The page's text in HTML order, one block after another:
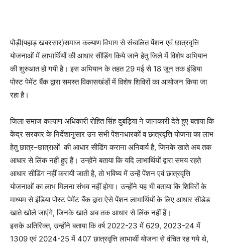
पौड़ी(पहाड़ खबरसार)समाज कल्याण विभाग से संचालित पेंशन एवं छात्रवृत्ति
योजनाओं में लाभार्थियों की आधार सीडिंग किये जाने हेतु जिले में विशेष अभियान
की शुरुआत हो गयी है। इस अभियान के तहत 29 मई से 18 जून तक इंडिया
पोस्ट पेमेंट बैंक द्वारा समस्त विकासखंडों में विशेष शिविरों का आयोजन किया जा
रहा है।
जिला समाज कल्याण अधिकारी रोहित सिंह दुबड़िया ने जानकारी देते हुए बताया कि
केंद्र सरकार के निर्देशानुसार उन सभी पेंशनधारकों व छात्रवृत्ति योजना का लाभ
हेतु छात्र–छात्राओं की आधार सीडिंग कराना अनिवार्य है, जिनके खाते अब तक
आधार से लिंक नहीं हुए हैं। उन्होंने बताया कि यदि लाभार्थियों द्वारा समय रहते
आधार सीडिंग नहीं करायी जाती है, तो भविष्य में उन्हें पेंशन एवं छात्रवृत्ति
योजनाओं का लाभ मिलना संभव नहीं होगा। उन्होंने यह भी बताया कि शिविरों के
माध्यम से इंडिया पोस्ट पेमेंट बैंक द्वारा ऐसे पेंशन लाभार्थियों के लिए आधार सीडेड
खाते खोले जाएंगे, जिनके खाते अब तक आधार से लिंक नहीं हैं।
इसके अतिरिक्त, उन्होंने बताया कि वर्ष 2022-23 में 629, 2023-24 में
1309 एवं 2024-25 में 407 छात्रवृत्ति लाभार्थी योजना से वंचित रह गये थे,